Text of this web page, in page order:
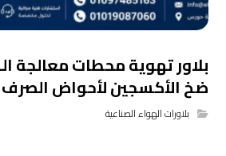
بلاور تهوية محطات معالجة
ضخ الأكسجين لأحواض
بلاورات الهواء الصناعية